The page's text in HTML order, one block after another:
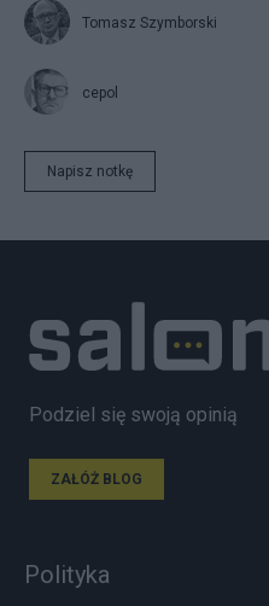
Tomasz Szymborski
cepol
Napisz notkę
Podziel się swoją opinią
ZAŁÓŻ BLOG
Polityka